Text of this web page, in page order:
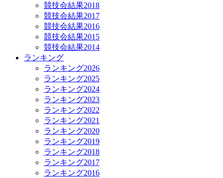
競技会結果2018
競技会結果2017
競技会結果2016
競技会結果2015
競技会結果2014
ランキング
ランキング2026
ランキング2025
ランキング2024
ランキング2023
ランキング2022
ランキング2021
ランキング2020
ランキング2019
ランキング2018
ランキング2017
ランキング2016